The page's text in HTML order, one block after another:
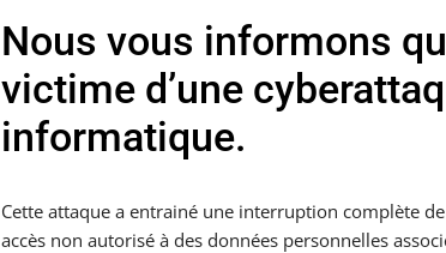
Nous vous informons
victime d’une
informatique.
Cette attaque a entrainé une interruption complète
accès non autorisé à des données personnelles